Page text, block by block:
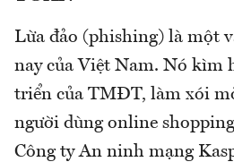
Lừa đảo (phishing) là một
nay của Việt Nam. Nó kìm
triển của TMĐT, làm xói
người dùng online
Công ty An ninh mạng